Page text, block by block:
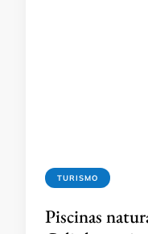
TURISMO
Piscinas